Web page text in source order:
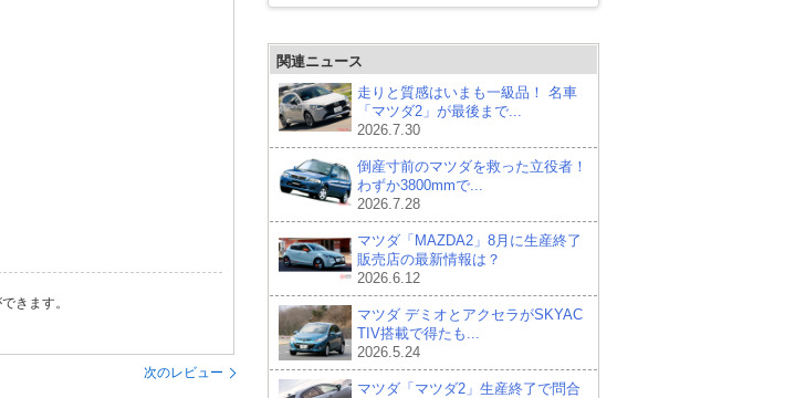
きます。
次のレビュー
関連ニュース
走りと質感はいまも一級品！ 名車
「マツダ2」が最後まで...
2026.7.30
倒産寸前のマツダを救った立役者！
わずか3800mmで...
2026.7.28
マツダ「MAZDA2」8月に生産終了
販売店の最新情報は？
2026.6.12
マツダ デミオとアクセラがSKYAC
TIV搭載で得たも...
2026.5.24
マツダ「マツダ2」生産終了で問合